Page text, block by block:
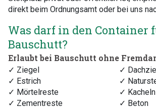
direkt beim Ordnungsamt oder bei uns
Was darf in den Container
Bauschutt?
Erlaubt bei Bauschutt ohne
✓ Ziegel
✓ Estrich
✓ Mörtelreste
✓ Zementreste
✓
✓
✓ Kacheln
✓ Beton